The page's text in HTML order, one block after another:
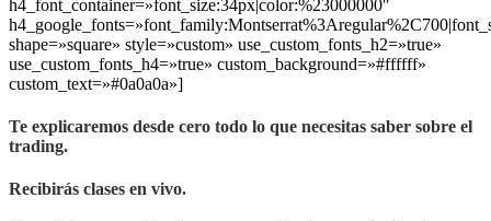
h4_font_container=»font_size:34px|color:%23000000″
shape=»square» style=»custom» use_custom_fonts_h2=»true»
use_custom_fonts_h4=»true» custom_background=»#ffffff»
custom_text=»#0a0a0a»]
Te explicaremos desde cero todo lo que necesitas saber sobre el
trading.
Recibirás clases en vivo.